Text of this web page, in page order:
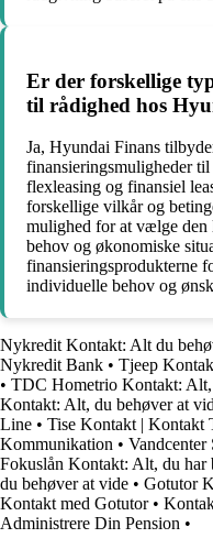
Er der forskellige
til rådighed hos
Ja, Hyundai Finans
finansieringsmuligheder
flexleasing og finansiel
forskellige vilkår og
mulighed for at vælge den
behov og økonomiske
finansieringsprodukterne
individuelle behov og
Nykredit Kontakt: Alt du
Nykredit Bank • Tjeep
• TDC Hometrio Kontakt:
Kontakt: Alt, du behøver at
Line • Tise Kontakt | Kontakt
Kommunikation •
Fokuslån Kontakt: Alt, du har
du behøver at vide • Gotutor
Kontakt med Gotutor•
Administrere Din Pension •